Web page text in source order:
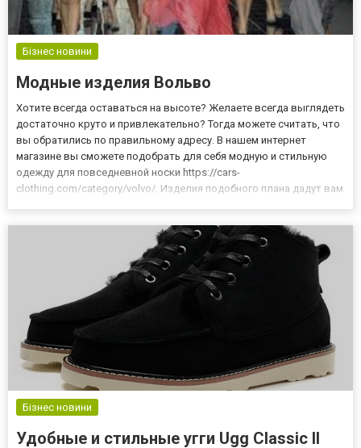
Бізнес новини
Модные изделия Вольво
Хотите всегда оставаться на высоте? Желаете всегда выглядеть
достаточно круто и привлекательно? Тогда можете считать, что
вы обратились по правильному адресу. В нашем интернет
магазине вы сможете подобрать для себя модную и стильную
одежду для повседневной носки https://cars-
clothing.com/category/volvo/. Изделия подобного плана дадут вам
Бізнес новини
Удобные и стильные угги Ugg Classic II